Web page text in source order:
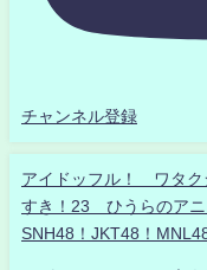
チャンネル登録
アイドッフル！ ワタ
すき！23 ひうらのア
SNH48！JKT48！